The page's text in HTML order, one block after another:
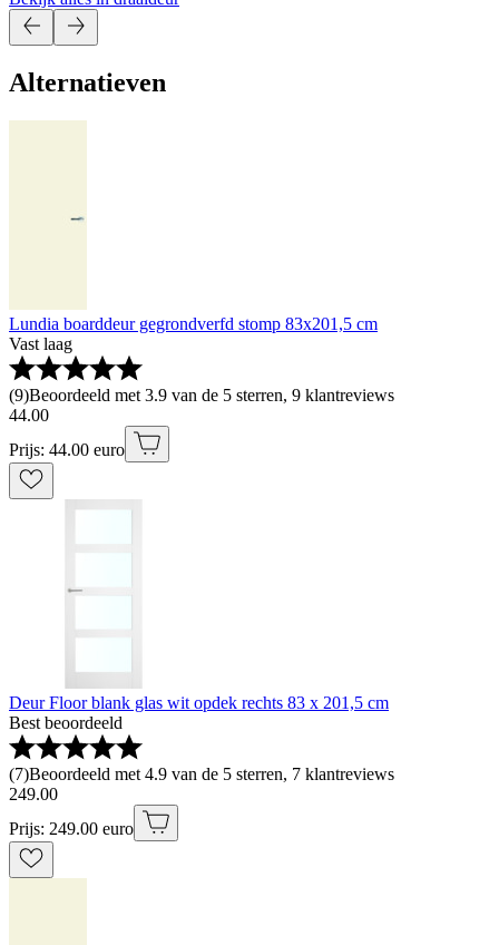
Alternatieven
Lundia boarddeur gegrondverfd stomp 83x201,5 cm
Vast laag
(9)Beoordeeld met 3.9 van de 5 sterren, 9 klantreviews
44.00
Prijs: 44.00 euro
Deur Floor blank glas wit opdek rechts 83 x 201,5 cm
Best beoordeeld
(7)Beoordeeld met 4.9 van de 5 sterren, 7 klantreviews
249.00
Prijs: 249.00 euro